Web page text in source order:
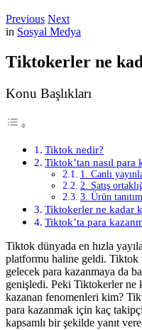
Previous Next
in Sosyal Medya
Tiktokerler ne
Konu Başlıkları
Tiktok nedir?
Tiktok’tan nasıl para
1. Canlı
2. Satış
3. Ürün
Tiktokerler ne kadar
Tiktok’ta para
Tiktok dünyada en hızla
platformu haline geldi. Tiktok
gelecek para kazanmaya da
genişledi. Peki Tiktokerler ne
kazanan fenomenleri kim?
para kazanmak için kaç
kapsamlı bir şekilde yanıt